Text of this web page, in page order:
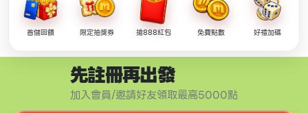
首儲回饋 限定抽獎券 搶888紅包 免費點數 好禮加碼
先註冊再出發
加入會員/邀請好友領取最高5000點